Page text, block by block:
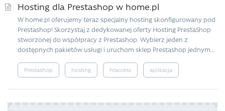
Hosting dla Prestashop w home.pl
W home.pl oferujemy teraz specjalny hosting skonfigurowany pod
Prestashop! Skorzystaj z dedykowanej oferty Hosting PrestaShop
stworzonej do współpracy z Prestashop. Wybierz jeden z
dostępnych pakietów usługi i uruchom sklep Prestashop jednym...
Prestashop hosting htaccess aplikacja